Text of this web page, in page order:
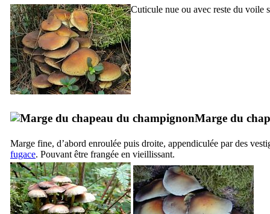
Cuticule nue ou avec reste du voile
Marge du
Marge fine, d’abord enroulée puis droite, appendiculée par des
fugace. Pouvant être frangée en vieillissant.